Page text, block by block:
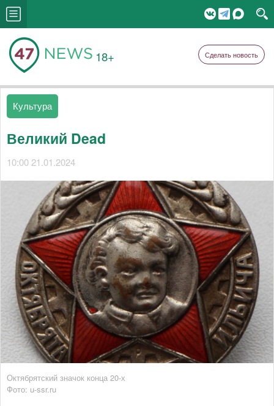
18+ Сделать новость
Культура
Великий Dead
10:00 21.01.2024
Октябрятский значок конца 20-х
Фото: u-ssr.ru